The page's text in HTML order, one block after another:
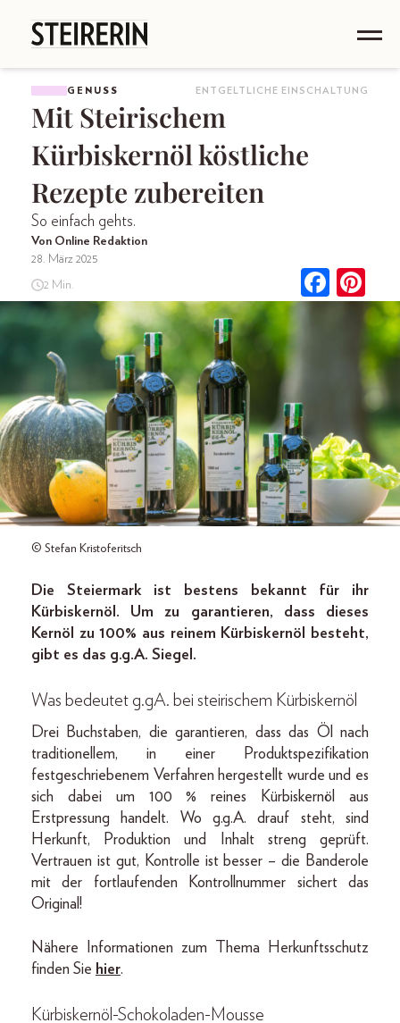
GENUSS ENTGELTLICHE EINSCHALTUNG
Mit Steirischem
Kürbiskernöl köstliche
Rezepte zubereiten
So einfach gehts.
Von Online Redaktion
28. März 2025
2 Min.
© Stefan Kristoferitsch
Die Steiermark ist bestens bekannt für ihr
Kürbiskernöl. Um zu garantieren, dass dieses
Kernöl zu 100% aus reinem Kürbiskernöl besteht,
gibt es das g.g.A. Siegel.
Was bedeutet g.gA. bei steirischem Kürbiskernöl
Drei Buchstaben, die garantieren, dass das Öl nach
traditionellem, in einer Produktspezifikation
festgeschriebenem Verfahren hergestellt wurde und es
sich dabei um 100 % reines Kürbiskernöl aus
Erstpressung handelt. Wo g.g.A. drauf steht, sind
Herkunft, Produktion und Inhalt streng geprüft.
Vertrauen ist gut, Kontrolle ist besser – die Banderole
mit der fortlaufenden Kontrollnummer sichert das
Original!
Nähere Informationen zum Thema Herkunftsschutz
finden Sie hier.
Kürbiskernöl-Schokoladen-Mousse